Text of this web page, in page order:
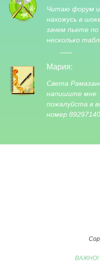
Читаю форум и
нахожусь в
зачем пьете по
несколько
Мария:
Света
напишите мне
пожалуйста в
номер
ВАЖНО!